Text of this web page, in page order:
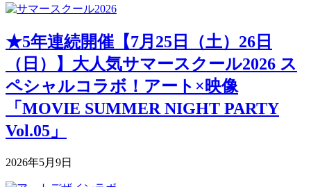
★5年連続開催【7月25日（土）26日
（日）】大人気サマースクール2026 ス
ペシャルコラボ！アート×映像
「MOVIE SUMMER NIGHT PARTY
Vol.05」
2026年5月9日